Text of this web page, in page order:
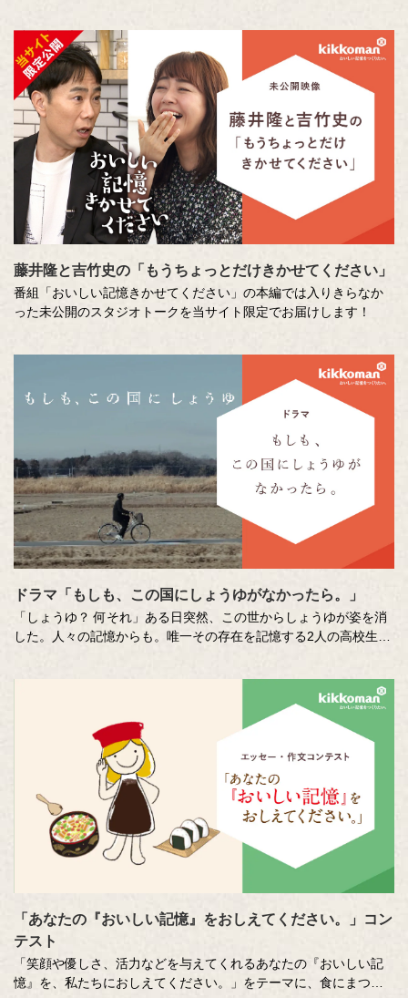
藤井隆と吉竹史の「もうちょっとだけきかせてください」
番組「おいしい記憶きかせてください」の本編では入りきらなか
った未公開のスタジオトークを当サイト限定でお届けします！
ドラマ「もしも、この国にしょうゆがなかったら。」
「しょうゆ？ 何それ」ある日突然、この世からしょうゆが姿を消
した。人々の記憶からも。唯一その存在を記憶する2人の高校生
出演：山崎雄大、蒼井陽奈、森本のぶ、三谷麟太郎 ／馬渕英里何
／東ちづる／村田雄浩
「あなたの『おいしい記憶』をおしえてください。」コン
テスト
「笑顔や優しさ、活力などを与えてくれるあなたの『おいしい記
憶』を、私たちにおしえてください。」をテーマに、食にまつわ